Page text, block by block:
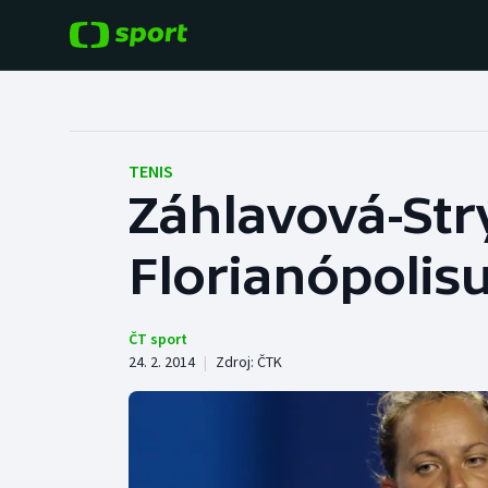
Hokej
Tenis
Cyklistika
Baseball a softbal
Basketbal
Boby a skeleton
Box
TENIS
Záhlavová-
ČT sport
24. 2. 2014 | Zdroj: ČTK